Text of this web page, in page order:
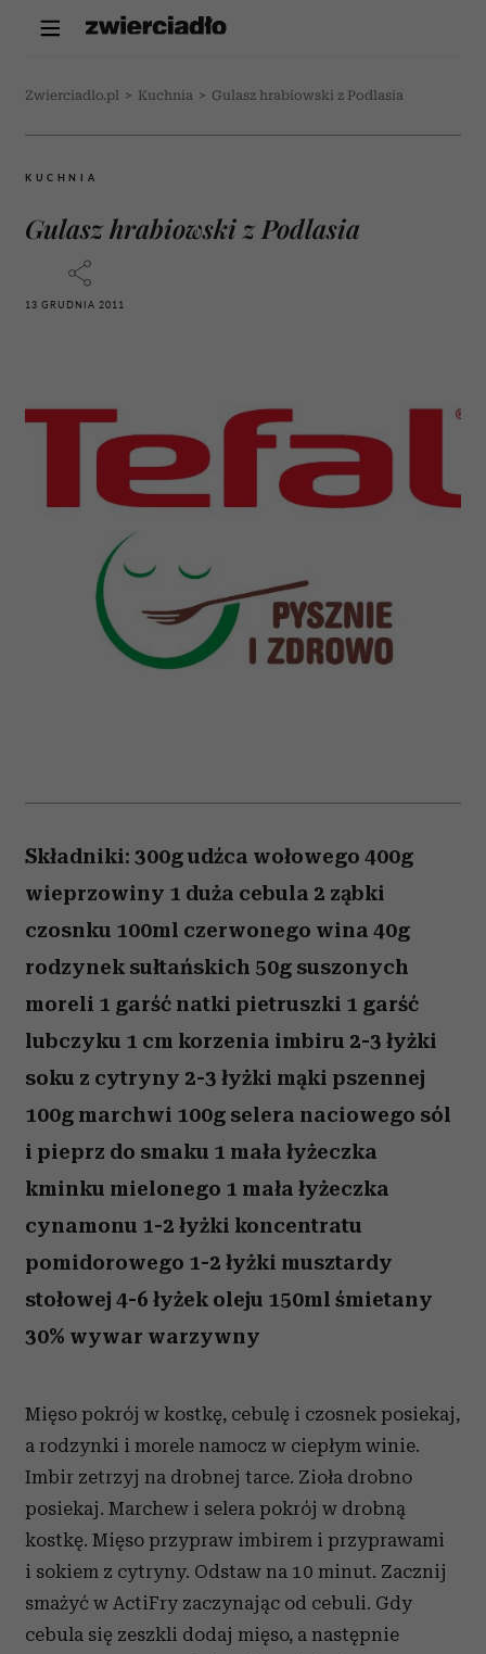
Zwierciadlo.pl > Kuchnia > Gulasz hrabiowski z Podlasia
KUCHNIA
Gulasz hrabiowski z Podlasia
13 GRUDNIA 2011
Składniki: 300g udźca wołowego 400g
wieprzowiny 1 duża cebula 2 ząbki
czosnku 100ml czerwonego wina 40g
rodzynek sułtańskich 50g suszonych
moreli 1 garść natki pietruszki 1 garść
lubczyku 1 cm korzenia imbiru 2-3 łyżki
soku z cytryny 2-3 łyżki mąki pszennej
100g marchwi 100g selera naciowego sól
i pieprz do smaku 1 mała łyżeczka
kminku mielonego 1 mała łyżeczka
cynamonu 1-2 łyżki koncentratu
pomidorowego 1-2 łyżki musztardy
stołowej 4-6 łyżek oleju 150ml śmietany
30% wywar warzywny
Mięso pokrój w kostkę, cebulę i czosnek posiekaj,
a rodzynki i morele namocz w ciepłym winie.
Imbir zetrzyj na drobnej tarce. Zioła drobno
posiekaj. Marchew i selera pokrój w drobną
kostkę. Mięso przypraw imbirem i przyprawami
i sokiem z cytryny. Odstaw na 10 minut. Zacznij
smażyć w ActiFry zaczynając od cebuli. Gdy
cebula się zeszkli dodaj mięso, a następnie